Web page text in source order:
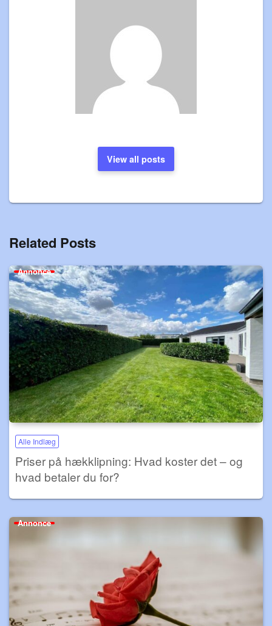
View all posts
Related Posts
Annonce
Alle Indlæg
Priser på hækklipning: Hvad koster det – og
hvad betaler du for?
Annonce